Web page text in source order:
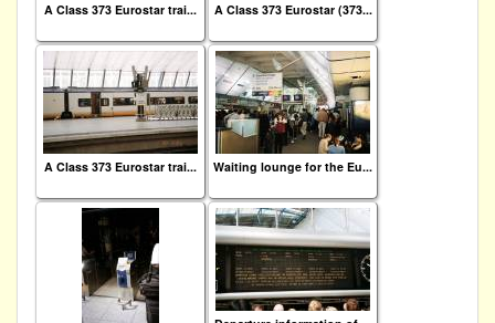
A Class 373 Eurostar trai... A Class 373 Eurostar (373...
A Class 373 Eurostar trai... Waiting lounge for the Eu...